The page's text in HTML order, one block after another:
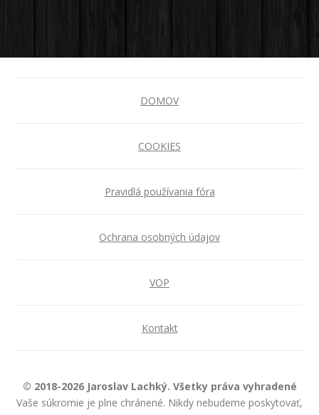
DOMOV
COOKIES
Pravidlá používania fóra
Ochrana osobných údajov
VOP
Kontakt
© 2018-2026 Jaroslav Lachký. Všetky práva vyhradené
Vaše súkromie je plne chránené. Nikdy nebudeme poskytovať,